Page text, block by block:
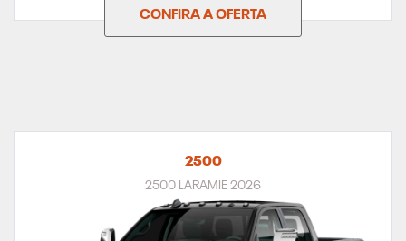
CONFIRA A OFERTA
2500
2500 LARAMIE 2026